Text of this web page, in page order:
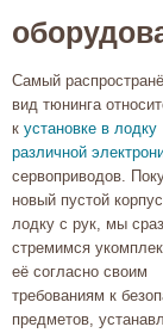
Самый
вид тюнинга
к установке в лодку
различной
сервоприводов.
новый пустой
лодку с рук, мы
стремимся
её согласно своим
требованиям к
предметов,